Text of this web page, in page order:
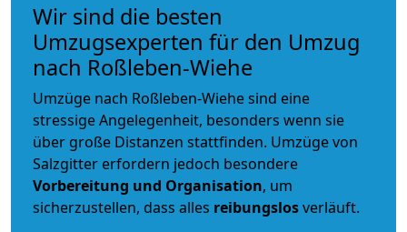
Wir sind die besten
Umzugsexperten für den Umzug
nach Roßleben-Wiehe
Umzüge nach Roßleben-Wiehe sind eine
stressige Angelegenheit, besonders wenn sie
über große Distanzen stattfinden. Umzüge von
Salzgitter erfordern jedoch besondere
Vorbereitung und Organisation, um
sicherzustellen, dass alles reibungslosverläuft.